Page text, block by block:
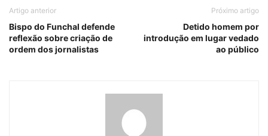
Artigo anterior
Bispo do Funchal defende
reflexão sobre criação de
ordem dos jornalistas
Próximo artigo
Detido homem por
introdução em lugar vedado
ao público